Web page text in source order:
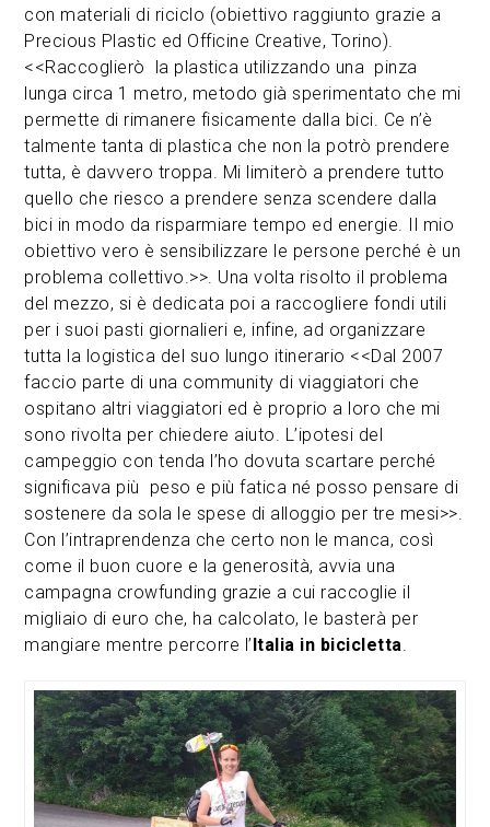
con materiali di riciclo (obiettivo raggiunto grazie a
Precious Plastic ed Officine Creative, Torino).
<<Raccoglierò la plastica utilizzando una pinza
lunga circa 1 metro, metodo già sperimentato che mi
permette di rimanere fisicamente dalla bici. Ce n’è
talmente tanta di plastica che non la potrò prendere
tutta, è davvero troppa. Mi limiterò a prendere tutto
quello che riesco a prendere senza scendere dalla
bici in modo da risparmiare tempo ed energie. Il mio
obiettivo vero è sensibilizzare le persone perché è un
problema collettivo.>>. Una volta risolto il problema
del mezzo, si è dedicata poi a raccogliere fondi utili
per i suoi pasti giornalieri e, infine, ad organizzare
tutta la logistica del suo lungo itinerario <<Dal 2007
faccio parte di una community di viaggiatori che
ospitano altri viaggiatori ed è proprio a loro che mi
sono rivolta per chiedere aiuto. L’ipotesi del
campeggio con tenda l’ho dovuta scartare perché
significava più peso e più fatica né posso pensare di
sostenere da sola le spese di alloggio per tre mesi>>.
Con l’intraprendenza che certo non le manca, così
come il buon cuore e la generosità, avvia una
campagna crowfunding grazie a cui raccoglie il
migliaio di euro che, ha calcolato, le basterà per
mangiare mentre percorre l’Italia in bicicletta